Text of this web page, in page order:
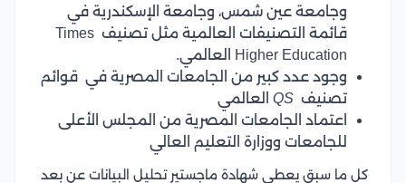
وجامعة عين شمس، وجامعة الإسكندرية في
قائمة التصنيفات العالمية مثل تصنيف Times
Higher Education العالمي.
وجود عدد كبير من الجامعات المصرية في قوائم
تصنيف QS العالمي
اعتماد الجامعات المصرية من المجلس الأعلى
للجامعات ووزارة التعليم العالي
كل ما سبق يعطي شهادة ماجستير تحليل البيانات عن بعد